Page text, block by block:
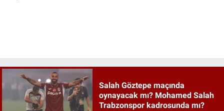
Salah Göztepe maçında
oynayacak mı? Mohamed Salah
Trabzonspor kadrosunda mı?